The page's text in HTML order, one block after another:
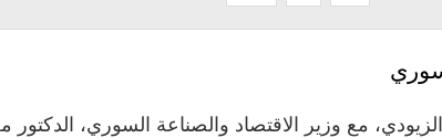
الزيودي، مع وزير الاقتصاد والصناعة السوري،